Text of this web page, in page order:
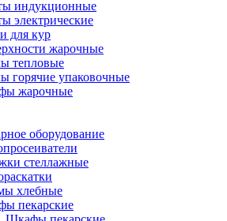
индукционные
электрические
для кур
жарочные
тепловые
горячие упаковочные
жарочные
оборудование
стеллажные
хлебные
пекарские